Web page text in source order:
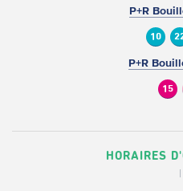
P+R
10
P+R
15
HORAIRES